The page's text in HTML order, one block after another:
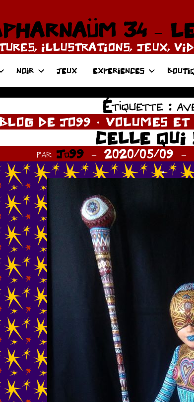
34 –
ILLUSTRATIONS, JEUX,
NOIR JEUX EXPERIENCES
Étiquette :
DE JO99 VOLUMES ET
CELLE QUI
par Jo99 2020/05/09
.